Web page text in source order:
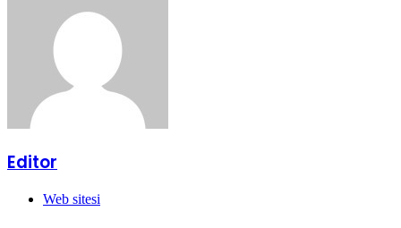
Editor
Web sitesi